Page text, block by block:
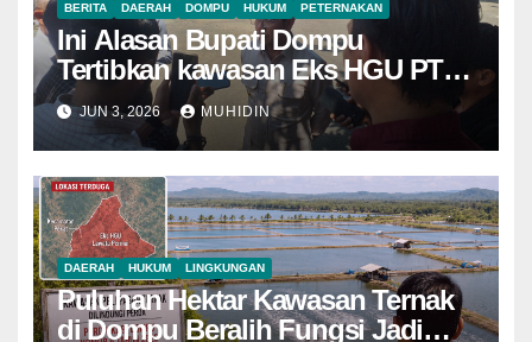
BERITA DAERAH DOMPU HUKUM PETERNAKAN
Ini Alasan Bupati Dompu
Tertibkan kawasan Eks HGU PT
Lawata Permai
JUN 3, 2026 MUHIDIN
DAERAH HUKUM LINGKUNGAN
Puluhan Hektar Kawasan Ternak
di Dompu Beralih Fungsi Jadi